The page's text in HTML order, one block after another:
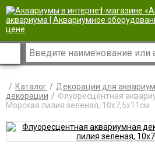
|
Каталог Декорации для
декорации
Флуоресцентная
Морская лилия зеленая, 10х7,5х11см